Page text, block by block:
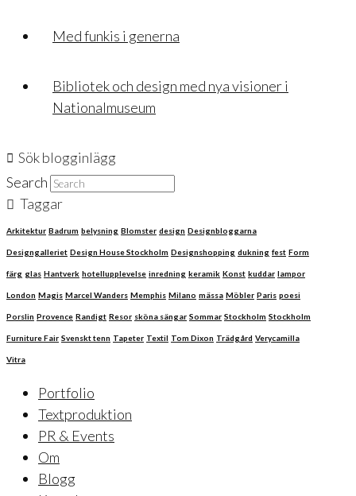
Med funkis i generna
Bibliotek och design med nya visioner i
Nationalmuseum
Sök blogginlägg
Search
Taggar
Arkitektur Badrum belysning Blomster design Designbloggarna
Designgalleriet Design House Stockholm Designshopping dukning fest Form
färg glas Hantverk hotellupplevelse inredning keramik Konst kuddar lampor
London Magis Marcel Wanders Memphis Milano mässa Möbler Paris poesi
Porslin Provence Randigt Resor sköna sängar Sommar Stockholm Stockholm
Furniture Fair Svenskt tenn Tapeter Textil Tom Dixon Trädgård Verycamilla
Vitra
Portfolio
Textproduktion
PR & Events
Om
Blogg